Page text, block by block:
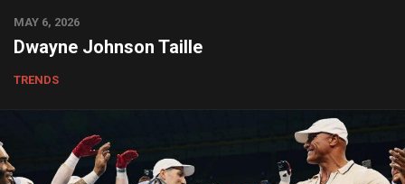
MAY 6, 2026
Dwayne Johnson Taille
TRENDS